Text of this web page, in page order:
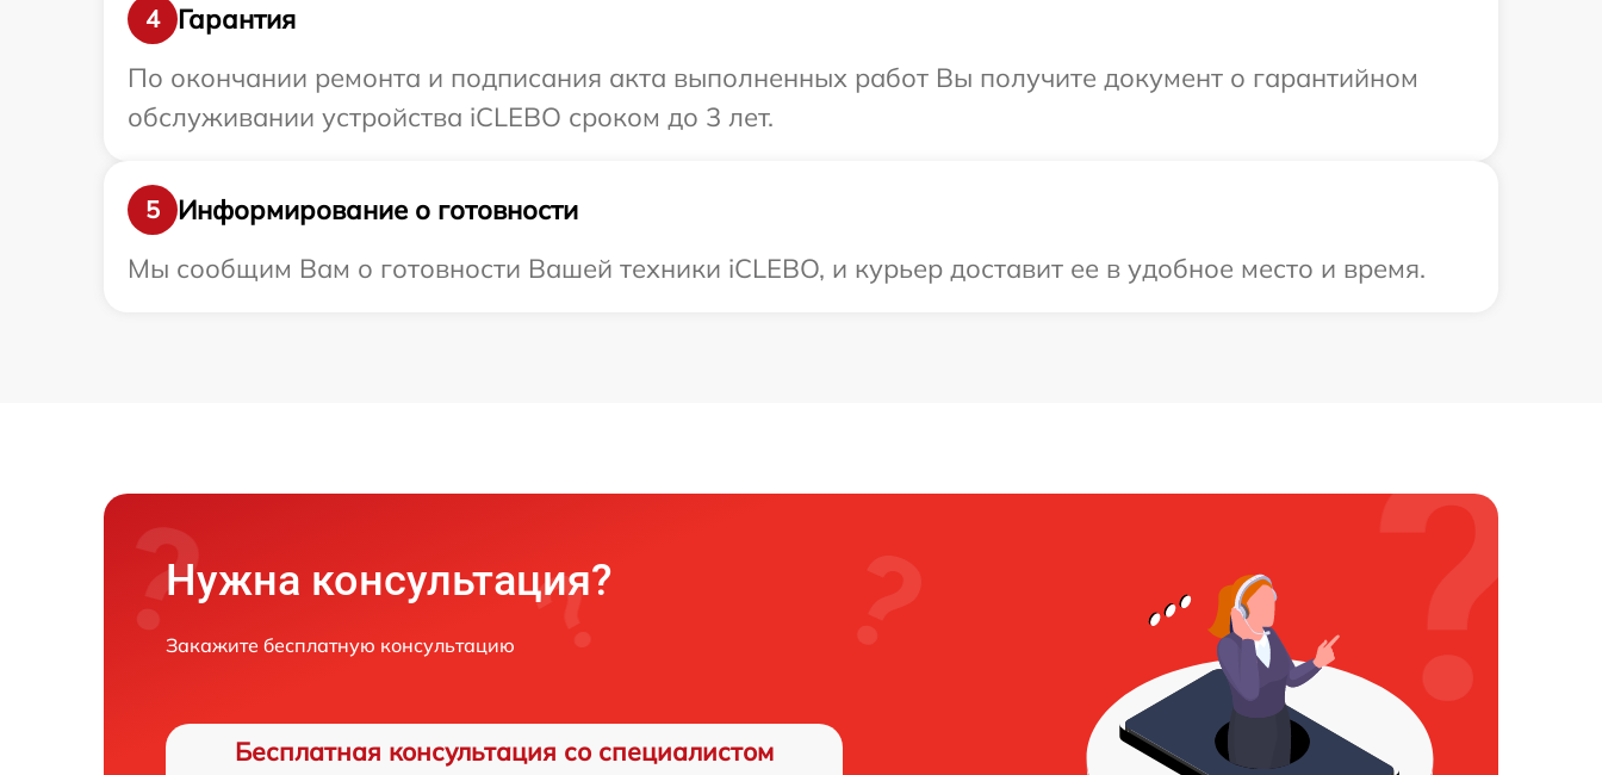
4
Гарантия
По окончании ремонта и подписания акта выполненных работ Вы получите документ о гарантийном
обслуживании устройства iCLEBO сроком до 3 лет.
5
Информирование о готовности
Мы сообщим Вам о готовности Вашей техники iCLEBO, и курьер доставит ее в удобное место и время.
Нужна консультация?
Закажите бесплатную консультацию
Бесплатная консультация со специалистом